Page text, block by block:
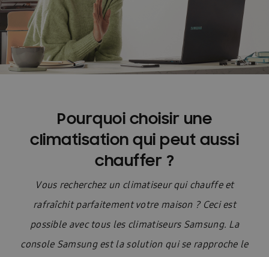
Pourquoi choisir une
climatisation qui peut aussi
chauffer ?
Vous recherchez un climatiseur qui chauffe et
rafraîchit parfaitement votre maison ? Ceci est
possible avec tous les climatiseurs Samsung. La
console Samsung est la solution qui se rapproche le